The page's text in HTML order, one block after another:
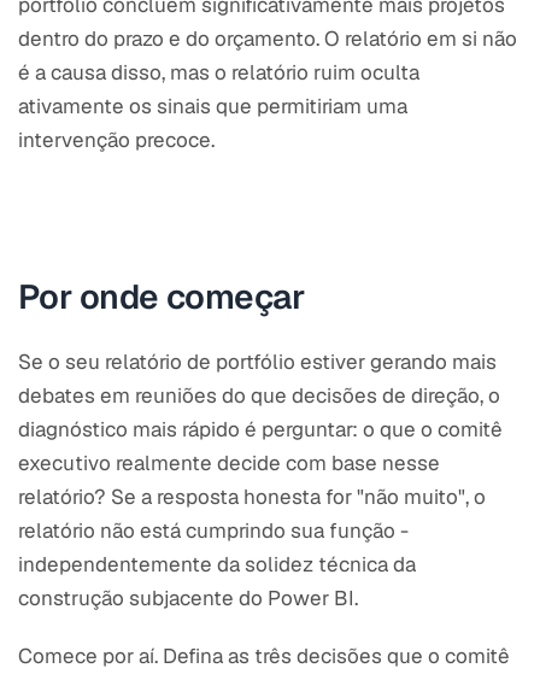
dentro do prazo e do orçamento. O relatório em si não
é a causa disso, mas o relatório ruim oculta
ativamente os sinais que permitiriam uma
intervenção precoce.
Por onde começar
Se o seu relatório de portfólio estiver gerando mais
debates em reuniões do que decisões de direção, o
diagnóstico mais rápido é perguntar: o que o comitê
executivo realmente decide com base nesse
relatório? Se a resposta honesta for "não muito", o
relatório não está cumprindo sua função -
independentemente da solidez técnica da
construção subjacente do Power BI.
Comece por aí. Defina as três decisões que o comitê